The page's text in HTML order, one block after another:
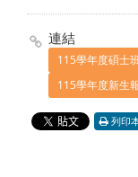
連結
115學年度碩士
115學年度新生
列印